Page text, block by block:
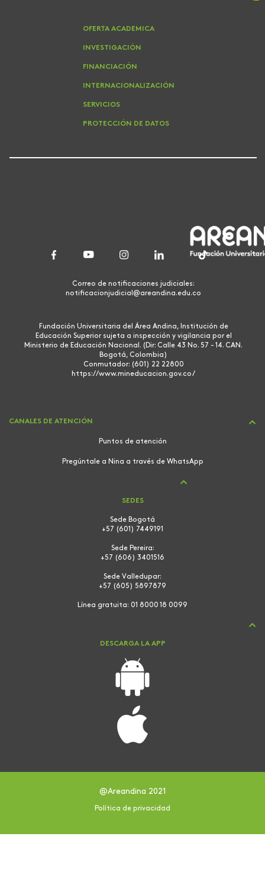
OFERTA ACADEMICA
INVESTIGACIÓN
FINANCIACIÓN
INTERNACIONALIZACIÓN
SERVICIOS
PROTECCIÓN DE DATOS
Correo de notificaciones judiciales:
notificacionjudicial@areandina.edu.co
Fundación Universitaria del Área Andina, Institución de
Educación Superior sujeta a inspección y vigilancia por el
Ministerio de Educación Nacional. (Dir: Calle 43 No. 57 - 14. CAN.
Bogotá, Colombia)
Conmutador: (601) 22 22800
https://www.mineducacion.gov.co/
CANALES DE ATENCIÓN
Puntos de atención
Pregúntale a Nina a través de WhatsApp
SEDES
Sede Bogotá
+57 (601) 7449191
Sede Pereira:
+57 (606) 3401516
Sede Valledupar:
+57 (605) 5897879
Línea gratuita: 01 8000 18 0099
DESCARGA LA APP
@Areandina 2021
Política de privacidad